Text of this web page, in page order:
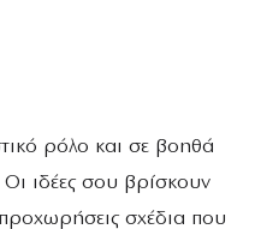
ρόλο και σε βοηθά
Οι ιδέες σου βρίσκουν
σχέδια που